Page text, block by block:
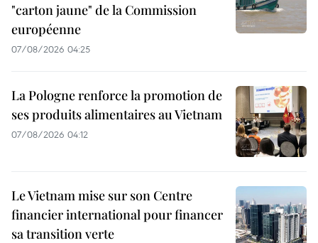
"carton jaune" de la Commission
européenne
07/08/2026 04:25
La Pologne renforce la promotion de
ses produits alimentaires au Vietnam
07/08/2026 04:12
Le Vietnam mise sur son Centre
financier international pour financer
sa transition verte